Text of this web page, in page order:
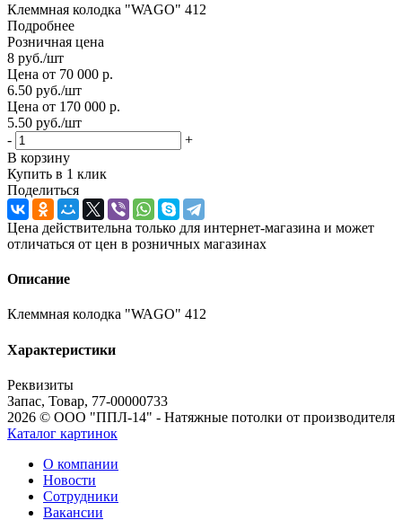
Клеммная колодка "WAGO" 412
Подробнее
Розничная цена
8 руб./шт
Цена от 70 000 р.
6.50 руб./шт
Цена от 170 000 р.
5.50 руб./шт
-
+
В корзину
Купить в 1 клик
Поделиться
Цена действительна только для интернет-магазина и может
отличаться от цен в розничных магазинах
Описание
Клеммная колодка "WAGO" 412
Характеристики
Реквизиты
Запас, Товар, 77-00000733
2026 © ООО "ППЛ-14" - Натяжные потолки от производителя
Каталог картинок
О компании
Новости
Сотрудники
Вакансии